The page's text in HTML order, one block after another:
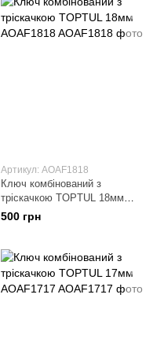
Артикул: AOAF1818
Ключ комбінований з
тріскачкою TOPTUL 18мм
AOAF1818
500 грн